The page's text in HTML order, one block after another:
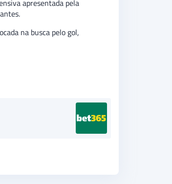
apresentada pela
na busca pelo gol,